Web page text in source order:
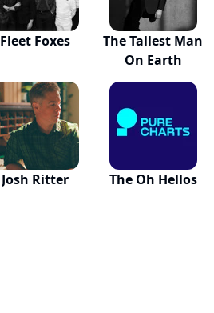
Fleet Foxes
The Tallest Man
On Earth
Josh Ritter The Oh Hellos